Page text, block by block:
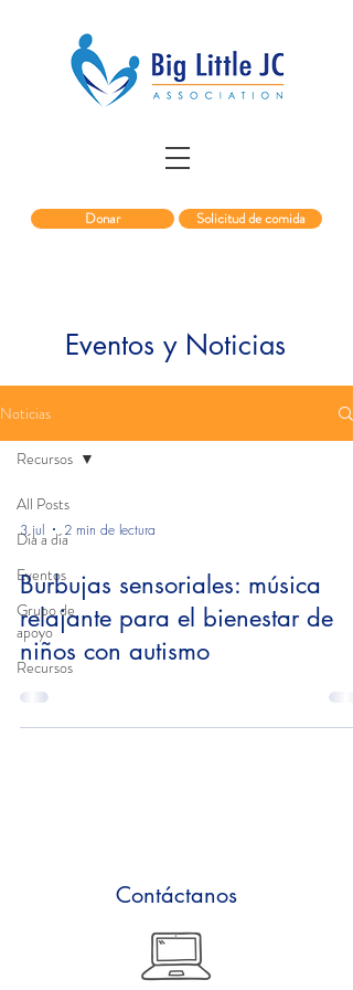
Donar Solicitud de comida
Eventos y Noticias
Noticias
All Posts
Día a día
Eventos
Grupo de
apoyo
Recursos
Recursos
3 jul 2 min de lectura
Burbujas sensoriales: música
relajante para el bienestar de
niños con autismo
Contáctanos